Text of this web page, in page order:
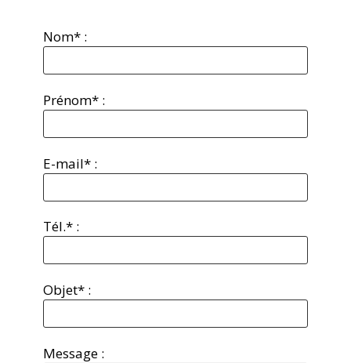
Nom* :
Prénom* :
E-mail* :
Tél.* :
Objet* :
Message :